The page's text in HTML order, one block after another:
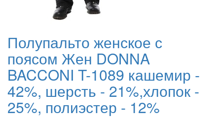
Полупальто женское с
поясом Жен DONNA
BACCONI T-1089 кашемир -
42%, шерсть - 21%,хлопок -
25%, полиэстер - 12%